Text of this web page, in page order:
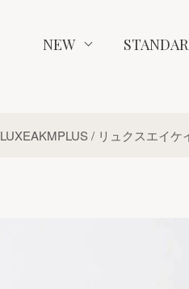
NEW
LUXEAKMPLUS / リュクスエイケ